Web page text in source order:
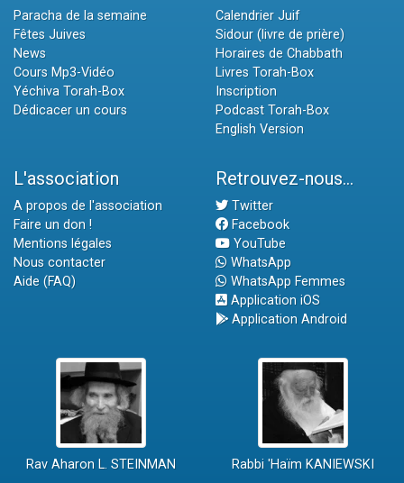
Paracha de la semaine
Fêtes Juives
News
Cours Mp3-Vidéo
Yéchiva Torah-Box
Dédicacer un cours
Calendrier Juif
Sidour (livre de prière)
Horaires de Chabbath
Livres Torah-Box
Inscription
Podcast Torah-Box
English Version
L'association
A propos de l'association
Faire un don !
Mentions légales
Nous contacter
Aide (FAQ)
Retrouvez-nous...
Twitter
Facebook
YouTube
WhatsApp
WhatsApp Femmes
Application iOS
Application Android
Rav Aharon L. STEINMAN Rabbi 'Haïm KANIEWSKI